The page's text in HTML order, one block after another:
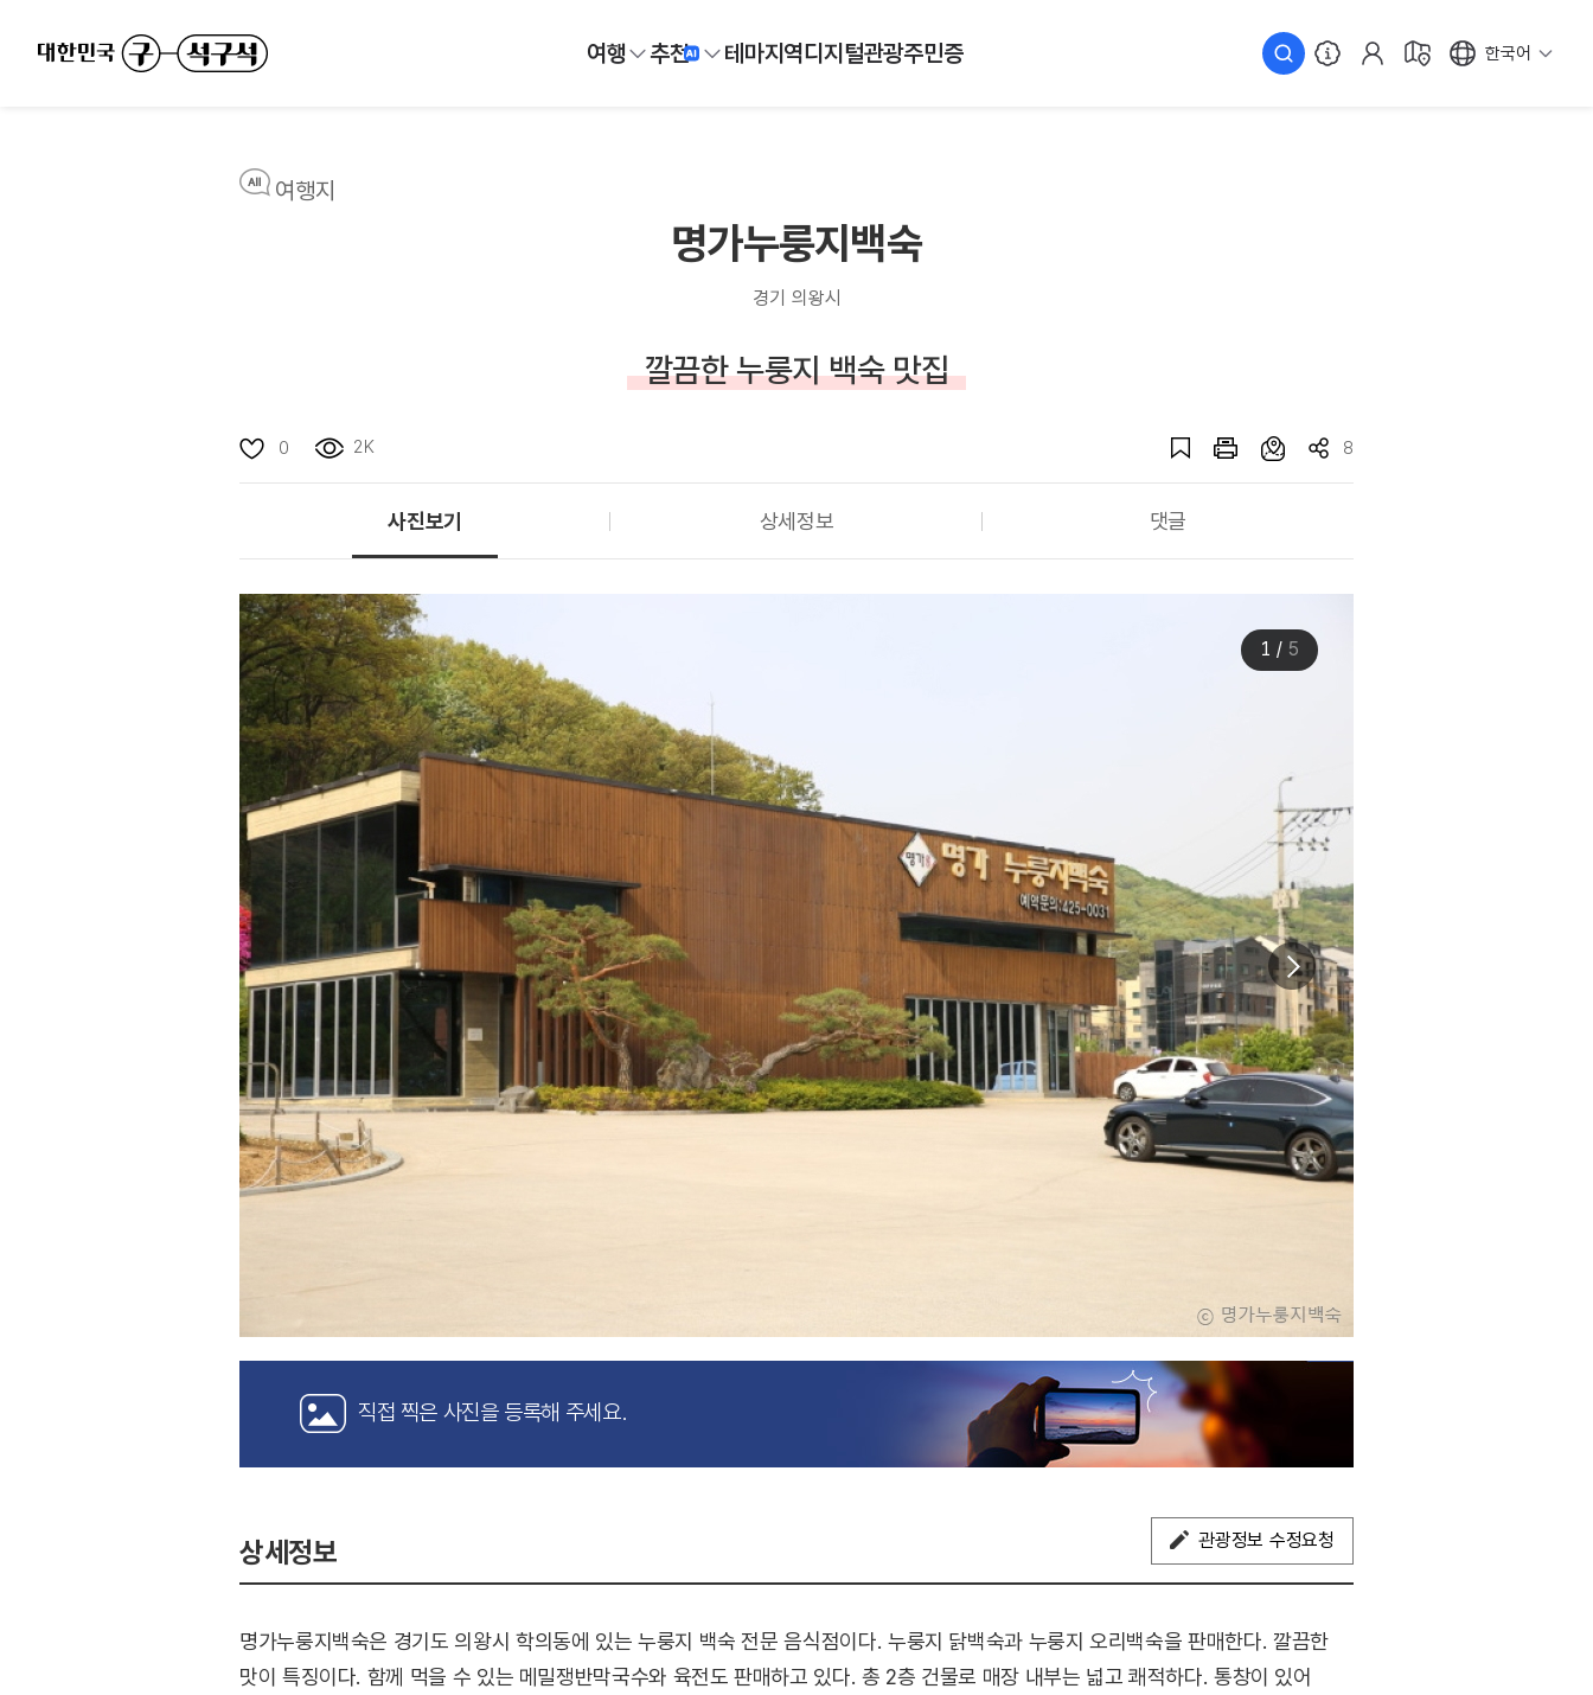
여행 추천 테마지역디지털관광주민증 한국어
여행지
명가누룽지백숙
경기 의왕시
깔끔한 누룽지 백숙 맛집
0 2K 8
사진보기 상세정보 댓글
1 / 5
직접 찍은 사진을 등록해 주세요.
상세정보 관광정보 수정요청
명가누룽지백숙은 경기도 의왕시 학의동에 있는 누룽지 백숙 전문 음식점이다. 누룽지 닭백숙과 누룽지 오리백숙을 판매한다. 깔끔한
맛이 특징이다. 함께 먹을 수 있는 메밀쟁반막국수와 육전도 판매하고 있다. 총 2층 건물로 매장 내부는 넓고 쾌적하다. 통창이 있어